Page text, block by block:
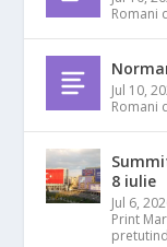
Romani
Jul 10,
Romani
8 iulie
Jul 6,
Print